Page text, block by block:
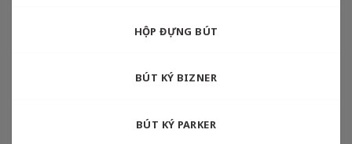
HỘP ĐỰNG BÚT
BÚT KÝ BIZNER
BÚT KÝ PARKER